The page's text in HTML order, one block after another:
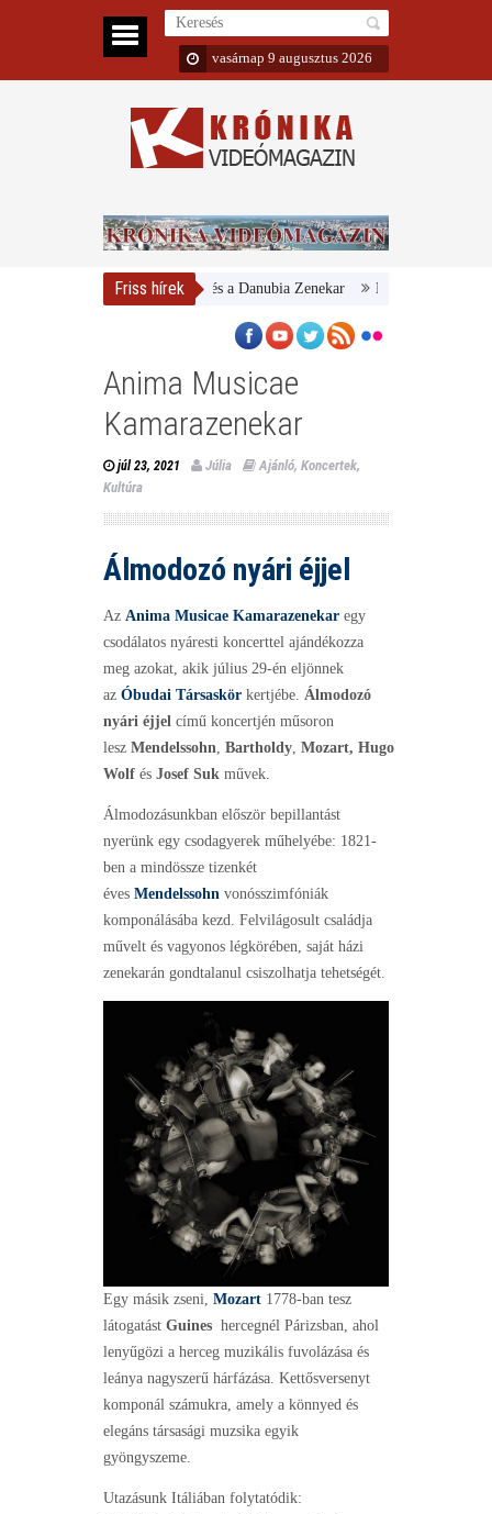
vasárnap 9 augusztus 2026
Friss hírek
Magyar Nemzeti Galéria és a Danubia Zenekar Bemutatta 2024/25-ös
Anima Musicae
Kamarazenekar
júl 23, 2021 Júlia Ajánló, Koncertek,
Kultúra
Álmodozó nyári éjjel
Az Anima Musicae Kamarazenekar egy
csodálatos nyáresti koncerttel ajándékozza
meg azokat, akik július 29-én eljönnek
az Óbudai Társaskör kertjébe. Álmodozó
nyári éjjel című koncertjén műsoron
lesz Mendelssohn Bartholdy Mozart, Hugo
Wolf és Josef Suk művek.
Álmodozásunkban először bepillantást
nyerünk egy csodagyerek műhelyébe: 1821-
ben a mindössze tizenkét
éves Mendelssohn vonósszimfóniák
komponálásába kezd. Felvilágosult családja
művelt és vagyonos légkörében, saját házi
zenekarán gondtalanul csiszolhatja tehetségét.
Egy másik zseni, Mozart 1778-ban tesz
látogatást Guines hercegnél Párizsban, ahol
lenyűgözi a herceg muzikális fuvolázása és
leánya nagyszerű hárfázása. Kettősversenyt
komponál számukra, amely a könnyed és
elegáns társasági muzsika egyik
gyöngyszeme.
Utazásunk Itáliában folytatódik: